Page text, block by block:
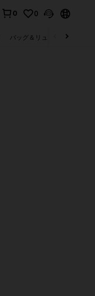
0 0
バッグ＆リュック